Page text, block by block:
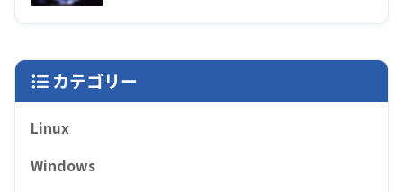
カテゴリー
Linux
Windows